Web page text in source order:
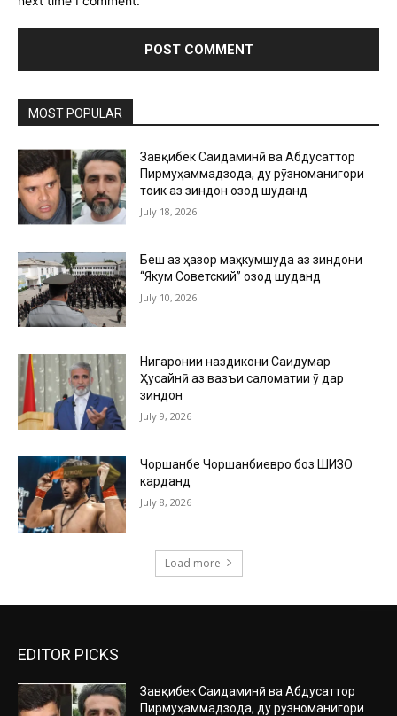
MOST POPULAR
Завқибек Саидаминӣ ва Абдусаттор
Пирмуҳаммадзода, ду рӯзноманигори
тоҷик аз зиндон озод шуданд
July 18, 2026
Беш аз ҳазор маҳкумшуда аз зиндони
“Якум Советский” озод шуданд
July 10, 2026
Нигаронии наздикони Саидумар
Ҳусайнӣ аз вазъи саломатии ӯ дар
зиндон
July 9, 2026
Чоршанбе Чоршанбиевро боз ШИЗО
карданд
July 8, 2026
Load more
EDITOR PICKS
Завқибек Саидаминӣ ва Абдусаттор
Пирмуҳаммадзода, ду рӯзноманигори